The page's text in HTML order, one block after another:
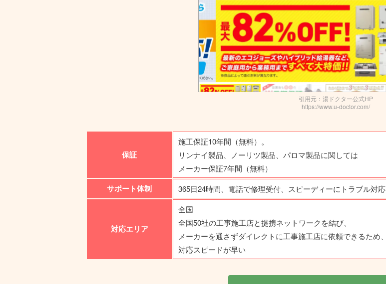
引用元：湯ドクター公式HP
https://www.u-doctor.com/
保証
施工保証10年間（無料）。
リンナイ製品、ノーリツ製品、パロマ製品に関しては
メーカー保証7年間（無料）
サポート体制 365日24時間、電話で修理受付、スピーディーにトラブル対応
対応エリア
全国
全国50社の工事施工店と提携ネットワークを結び、
メーカーを通さずダイレクトに工事施工店に依頼できるため、
対応スピードが早い